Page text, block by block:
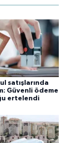
satışlarında
Güvenli ödeme
ertelendi